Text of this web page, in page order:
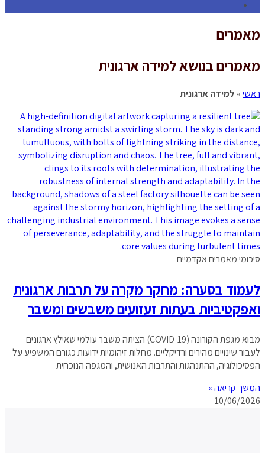
search
מאמרים
מאמרים בנושא למידה ארגונית
ראשי» למידה ארגונית
סיכומי מאמרים אקדמיים
לעמוד בסערה: מחקר מקרה על תרבות ארגונית
ואפקטיביות בעתות זעזועים משבשים ומשבר
מבוא מגפת הקורונה (COVID-19) הציתה משבר עולמי שאילץ ארגונים
לעבור שינויים מהירים ורדיקליים. מחלות זיהומיות ידועות כגורם המשפיע על
הפסיכולוגיה, ההתנהגות והתרבות האנושית, והמגפה הנוכחית
המשך קריאה »
10/06/2026